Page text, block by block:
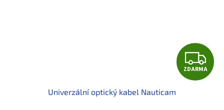
Z
D
ZDARMA
Univerzální optický kabel Nauticam